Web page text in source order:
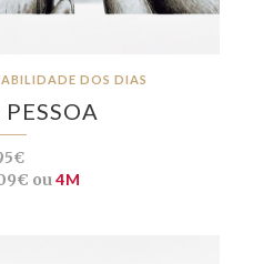
DOS DIAS
ou4M